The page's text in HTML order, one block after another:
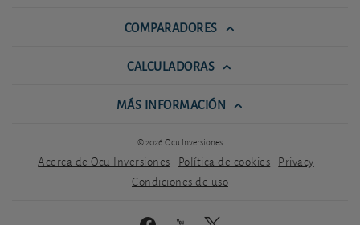
COMPARADORES
CALCULADORAS
MÁS INFORMACIÓN
© 2026 Ocu Inversiones
Acerca de Ocu Inversiones Política de cookies Privacy
Condiciones de uso